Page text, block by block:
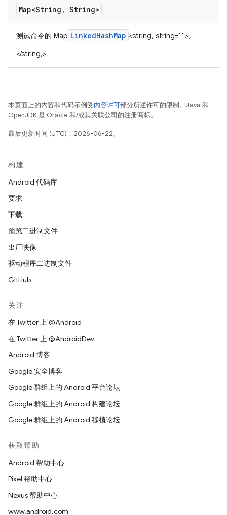
Map<String , String>
测试命令的 Map LinkedHashMap <string, string="">。
</string,>
本页面上的内容和代码示例受内容许可部分所述许可的限制。Java 和
OpenJDK 是 Oracle 和/或其关联公司的注册商标。
最后更新时间 (UTC)：2026-06-22。
构建
Android 代码库
要求
下载
预览二进制文件
出厂映像
驱动程序二进制文件
GitHub
关注
在 Twitter 上 @Android
在 Twitter 上 @AndroidDev
Android 博客
Google 安全博客
Google 群组上的 Android 平台论坛
Google 群组上的 Android 构建论坛
Google 群组上的 Android 移植论坛
获取帮助
Android 帮助中心
Pixel 帮助中心
Nexus 帮助中心
www.android.com